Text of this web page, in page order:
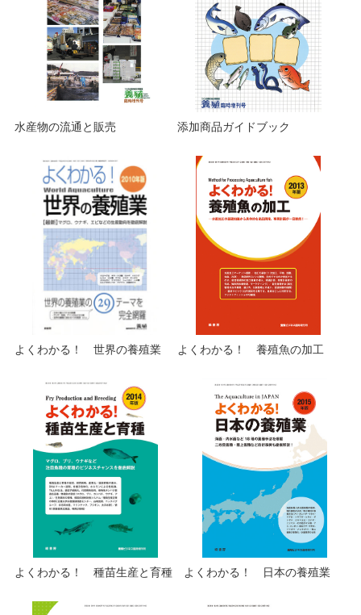
水産物の流通と販売 添加商品ガイドブック
よくわかる！ 世界の養殖業 よくわかる！ 養殖魚の加工
よくわかる！ 種苗生産と育種 よくわかる！ 日本の養殖業